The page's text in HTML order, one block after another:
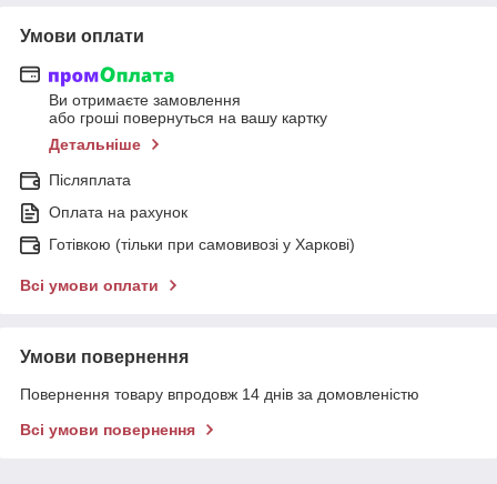
Умови оплати
Ви отримаєте замовлення
або гроші повернуться на вашу картку
Детальніше
Післяплата
Оплата на рахунок
Готівкою (тільки при самовивозі у Харкові)
Всі умови оплати
Умови повернення
Повернення товару впродовж 14 днів за домовленістю
Всі умови повернення